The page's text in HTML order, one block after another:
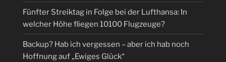
Fünfter Streiktag in Folge bei der Lufthansa: In
welcher Höhe fliegen 10100 Flugzeuge?
Backup? Hab ich vergessen – aber ich hab noch
Hoffnung auf „Ewiges Glück“